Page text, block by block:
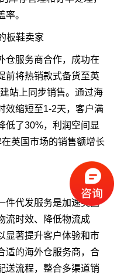
。
板鞋卖家
仓服务商合作，成功在
前将热销款式备货至英
站上同步销售。通过海
效缩短至1-2天，客户满
低了30%，利润空间显
英国市场的销售额增长
件代发服务是加速英国
流时效、降低物流成
显著提升客户体验和市
适的海外仓服务商，合
送流程，整合多渠道销